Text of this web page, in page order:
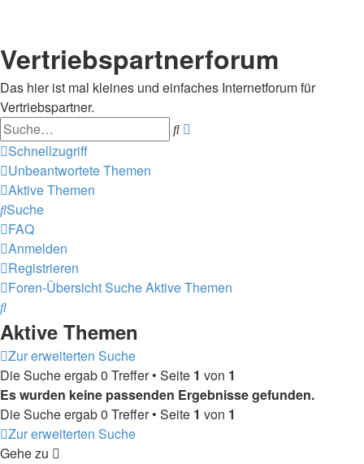
Vertriebspartnerforum
Das hier ist mal kleines und einfaches Internetforum für
Vertriebspartner.
Suche
Schnellzugriff
Unbeantwortete Themen
Aktive Themen
Suche
FAQ
Anmelden
Registrieren
Foren-ÜbersichtSucheAktive Themen
Suche
Aktive Themen
Zur erweiterten Suche
Die Suche ergab 0 Treffer • Seite 1 von 1
Es wurden keine passenden Ergebnisse gefunden.
Die Suche ergab 0 Treffer • Seite 1 von 1
Zur erweiterten Suche
Gehe zu